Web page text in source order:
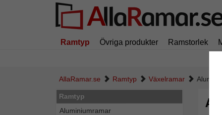
Ramtyp Övriga produkter Ramstorlek
AllaRamar.se Ramtyp Växelramar
Ramtyp
Aluminiumramar